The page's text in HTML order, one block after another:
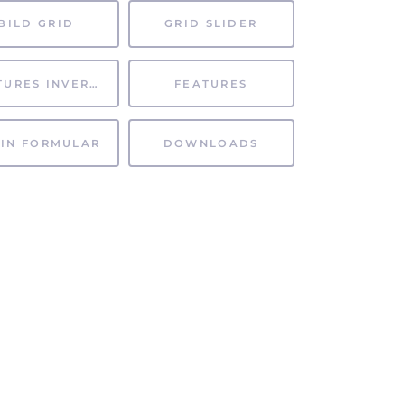
GRID GRID SLIDER
FEATURES INVERTIERT FEATURES
FORMULAR DOWNLOADS